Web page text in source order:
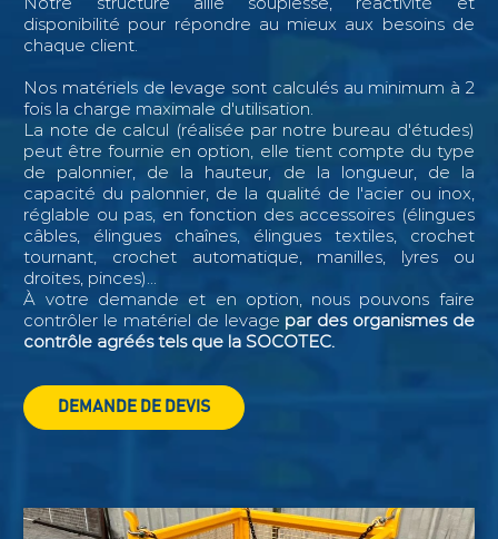
disponibilité pour répondre au mieux aux besoins de
chaque client.
Nos matériels de levage sont calculés au minimum à 2
fois la charge maximale d'utilisation.
La note de calcul (réalisée par notre bureau d'études)
peut être fournie en option, elle tient compte du type
de palonnier, de la hauteur, de la longueur, de la
capacité du palonnier, de la qualité de l'acier ou inox,
réglable ou pas, en fonction des accessoires (élingues
câbles, élingues chaînes, élingues textiles, crochet
tournant, crochet automatique, manilles, lyres ou
droites, pinces)...
À votre demande et en option, nous pouvons faire
contrôler le matériel de levage par des organismes de
contrôle agréés tels que la SOCOTEC.
DEMANDE DE DEVIS